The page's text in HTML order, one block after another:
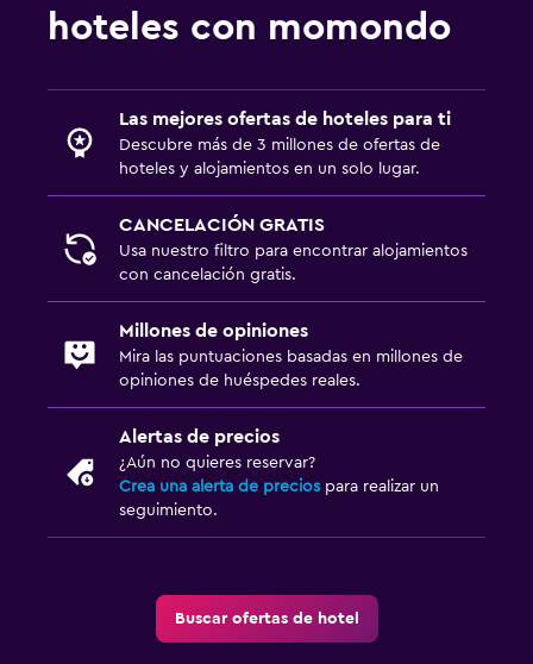
hoteles con momondo
Las mejores ofertas de hoteles para ti
Descubre más de 3 millones de ofertas de
hoteles y alojamientos en un solo lugar.
CANCELACIÓN GRATIS
Usa nuestro filtro para encontrar alojamientos
con cancelación gratis.
Millones de opiniones
Mira las puntuaciones basadas en millones de
opiniones de huéspedes reales.
Alertas de precios
¿Aún no quieres reservar?
Crea una alerta de precios para realizar un
seguimiento.
Buscar ofertas de hotel